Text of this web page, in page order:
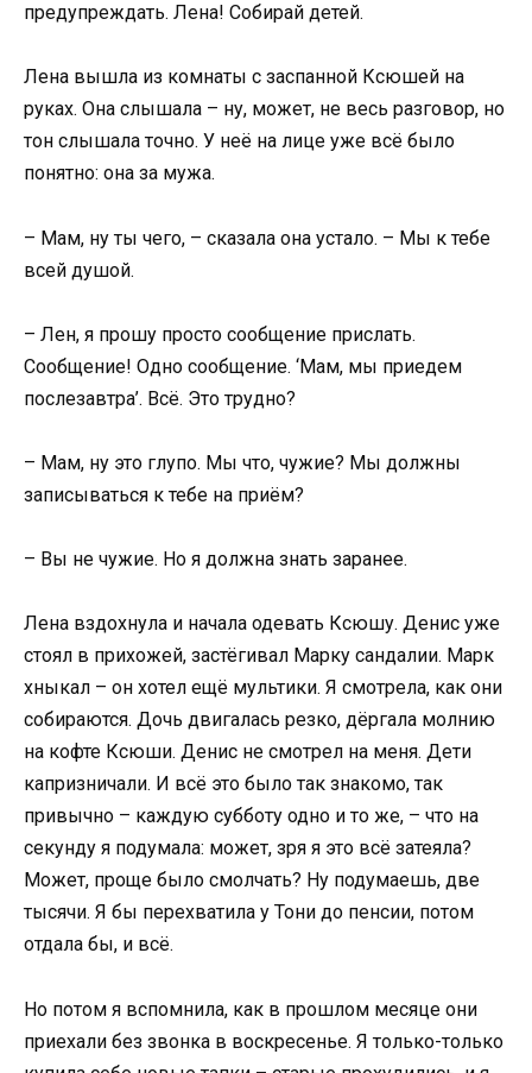
предупреждать. Лена! Собирай детей.
Лена вышла из комнаты с заспанной Ксюшей на
руках. Она слышала – ну, может, не весь разговор, но
тон слышала точно. У неё на лице уже всё было
понятно: она за мужа.
– Мам, ну ты чего, – сказала она устало. – Мы к тебе
всей душой.
– Лен, я прошу просто сообщение прислать.
Сообщение! Одно сообщение. ‘Мам, мы приедем
послезавтра’. Всё. Это трудно?
– Мам, ну это глупо. Мы что, чужие? Мы должны
записываться к тебе на приём?
– Вы не чужие. Но я должна знать заранее.
Лена вздохнула и начала одевать Ксюшу. Денис уже
стоял в прихожей, застёгивал Марку сандалии. Марк
хныкал – он хотел ещё мультики. Я смотрела, как они
собираются. Дочь двигалась резко, дёргала молнию
на кофте Ксюши. Денис не смотрел на меня. Дети
капризничали. И всё это было так знакомо, так
привычно – каждую субботу одно и то же, – что на
секунду я подумала: может, зря я это всё затеяла?
Может, проще было смолчать? Ну подумаешь, две
тысячи. Я бы перехватила у Тони до пенсии, потом
отдала бы, и всё.
Но потом я вспомнила, как в прошлом месяце они
приехали без звонка в воскресенье. Я только-только